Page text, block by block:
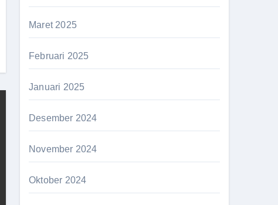
Maret 2025
Februari 2025
Januari 2025
Desember 2024
November 2024
Oktober 2024